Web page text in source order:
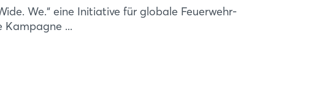
We.“ eine Initiative für globale Feuerwehr-
Kampagne ...